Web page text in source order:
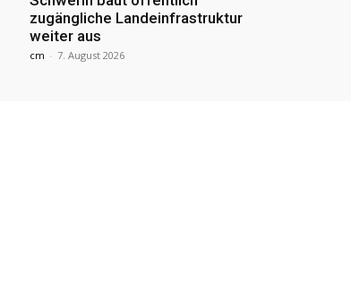
zugängliche Landeinfrastruktur
weiter aus
cm - 7. August 2026